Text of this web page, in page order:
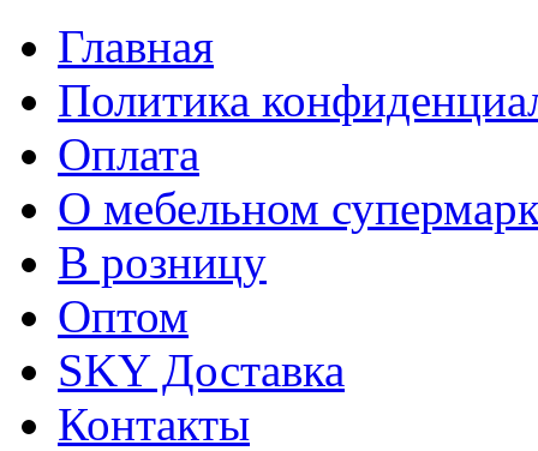
Главная
Политика
Оплата
О мебельном
В розницу
Оптом
SKY Доставка
Контакты